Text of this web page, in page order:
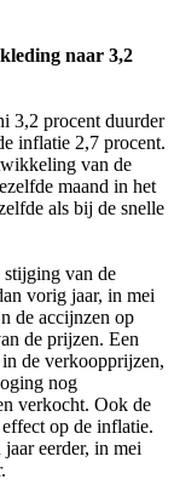
naar 3,2
3,2 procent duurder
inflatie 2,7 procent.
van de
maand in het
als bij de snelle
van de
vorig jaar, in mei
de accijnzen op
de prijzen. Een
de verkoopprijzen,
nog
verkocht. Ook de
op de inflatie.
eerder, in mei